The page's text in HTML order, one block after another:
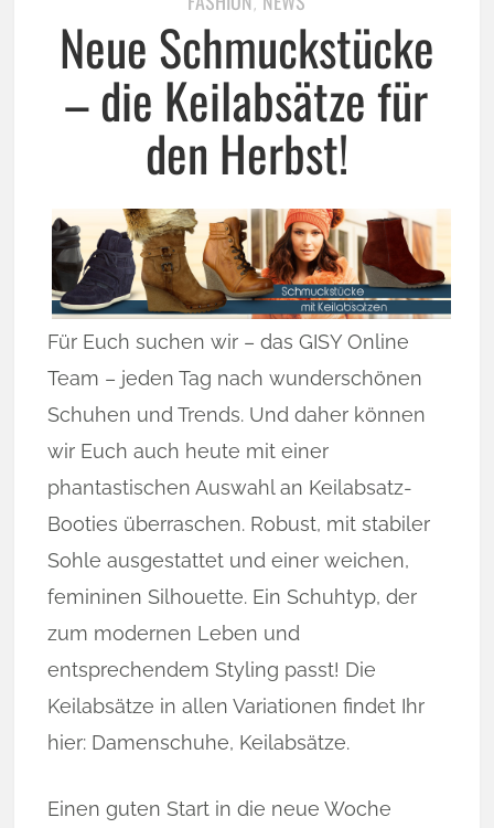
Neue Schmuckstücke
– die Keilabsätze für
den Herbst!
Für Euch suchen wir – das GISY Online
Team – jeden Tag nach wunderschönen
Schuhen und Trends. Und daher können
wir Euch auch heute mit einer
phantastischen Auswahl an Keilabsatz-
Booties überraschen. Robust, mit stabiler
Sohle ausgestattet und einer weichen,
femininen Silhouette. Ein Schuhtyp, der
zum modernen Leben und
entsprechendem Styling passt! Die
Keilabsätze in allen Variationen findet Ihr
hier: Damenschuhe, Keilabsätze.
Einen guten Start in die neue Woche